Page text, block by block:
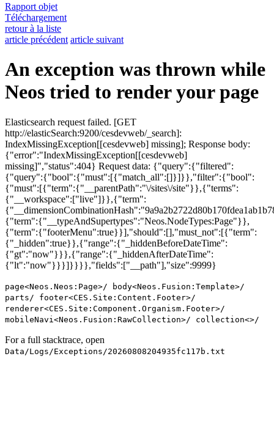
Rapport objet
Téléchargement
retour à la liste
article précédent article suivant
An exception was thrown while
Neos tried to render your page
Elasticsearch request failed. [GET
http://elasticSearch:9200/cesdevweb/_search]:
IndexMissingException[[cesdevweb] missing]; Response body:
{"error":"IndexMissingException[[cesdevweb]
missing]","status":404} Request data: {"query":{"filtered":
{"query":{"bool":{"must":[{"match_all":[]}]}},"filter":{"bool":
{"must":[{"term":{"__parentPath":"\/sites\/site"}},{"terms":
{"__workspace":["live"]}},{"term":
{"term":{"__typeAndSupertypes":"Neos.NodeTypes:Page"}},
{"term":{"footerMenu":true}}],"should":[],"must_not":[{"term":
{"_hidden":true}},{"range":{"_hiddenBeforeDateTime":
{"gt":"now"}}},{"range":{"_hiddenAfterDateTime":
{"lt":"now"}}}]}}}},"fields":["__path"],"size":9999}
page<Neos.Neos:Page>/ body<Neos.Fusion:Template>/
parts/ footer<CES.Site:Content.Footer>/
renderer<CES.Site:Component.Organism.Footer>/
mobileNavi<Neos.Fusion:RawCollection>/ collection<>/
For a full stacktrace, open
Data/Logs/Exceptions/20260808204935fc117b.txt